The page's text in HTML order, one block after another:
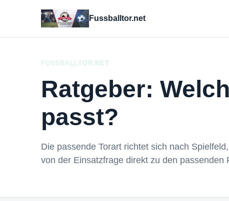
Fussballtor.net
FUSSBALLTOR.NET
Ratgeber:
passt?
Die passende Torart richtet sich nach
von der Einsatzfrage direkt zu den